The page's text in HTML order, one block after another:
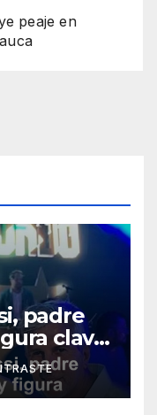
peaje en
padre
clave